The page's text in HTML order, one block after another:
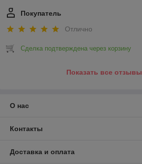
Покупатель
Отлично
Сделка подтверждена через корзину
Показать все отзывы
О нас
Контакты
Доставка и оплата